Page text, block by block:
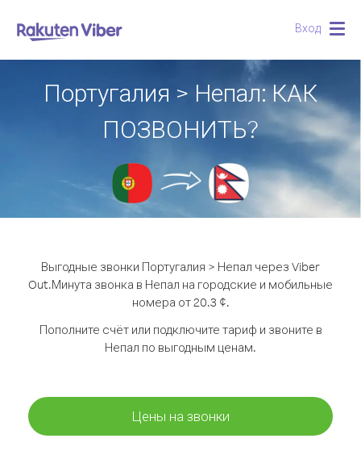
Вход
Португалия > Непал: КАК
ПОЗВОНИТЬ?
Выгодные звонки Португалия > Непал через Viber
Out.Минута звонка в Непал на городские и мобильные
номера от 20.3 ¢.
Пополните счёт или подключите тариф и звоните в
Непал по выгодным ценам.
Цены на звонки